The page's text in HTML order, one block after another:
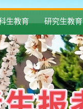
生教育 研究生教育